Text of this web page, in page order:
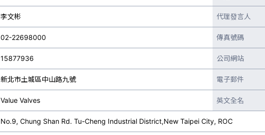
李文彬 代理發言人
02-22698000 傳真號碼
15877936 公司網站
新北市土城區中山路九號 電子郵件
Value Valves 英文全名
No.9, Chung Shan Rd. Tu-Cheng Industrial District,New Taipei City, ROC